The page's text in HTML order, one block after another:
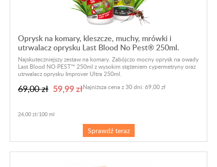
Oprysk na komary, kleszcze, muchy, mrówki i
utrwalacz oprysku Last Blood No Pest® 250ml.
Najskuteczniejszy zestaw na komary. Zabójczo mocny oprysk na owady
Last Blood NO PEST™ 250ml z wysokim stężeniem cypermetryny oraz
utrwalacz oprysku Improver Ultra 250ml.
69,00 zł 59,99 zł
24,00 zł/100 ml
Najniższa cena z 30 dni: 69,00 zł
Sprawdź teraz